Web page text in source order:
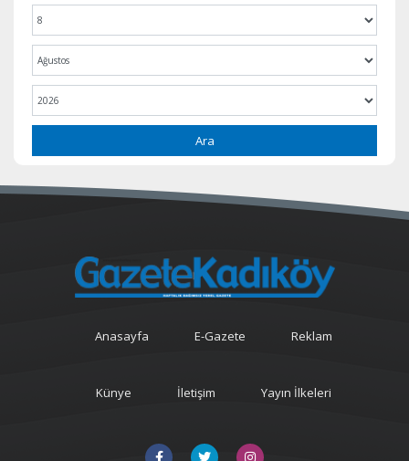
Ara
Anasayfa E-Gazete Reklam
Künye İletişim Yayın İlkeleri